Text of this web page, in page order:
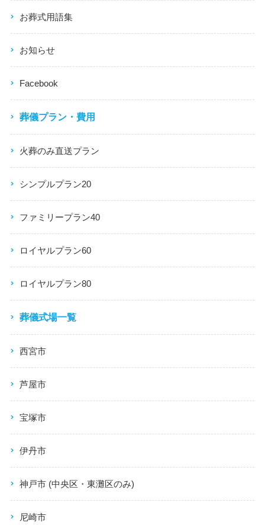
お葬式用語集
お知らせ
Facebook
葬儀プラン・費用
火葬のみ直送プラン
シンプルプラン20
ファミリープラン40
ロイヤルプラン60
ロイヤルプラン80
葬儀式場一覧
西宮市
芦屋市
宝塚市
伊丹市
神戸市 (中央区・東灘区のみ)
尼崎市